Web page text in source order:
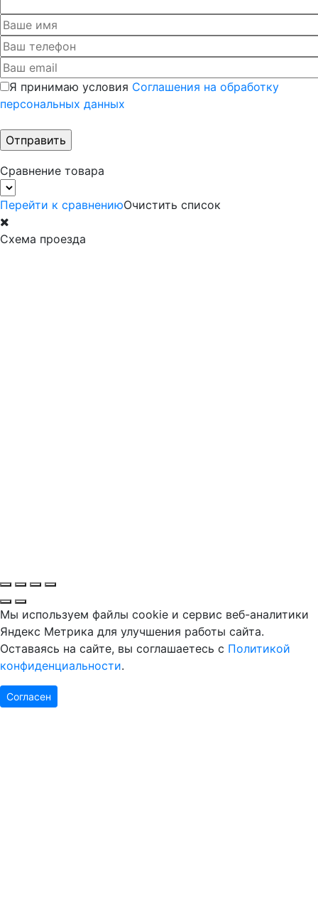
Я принимаю условия Соглашения на обработку
персональных данных
Сравнение товара
Перейти к сравнениюОчистить список
Схема проезда
Мы используем файлы cookie и сервис веб-аналитики
Яндекс Метрика для улучшения работы сайта.
Оставаясь на сайте, вы соглашаетесь с Политикой
конфиденциальности.
Согласен